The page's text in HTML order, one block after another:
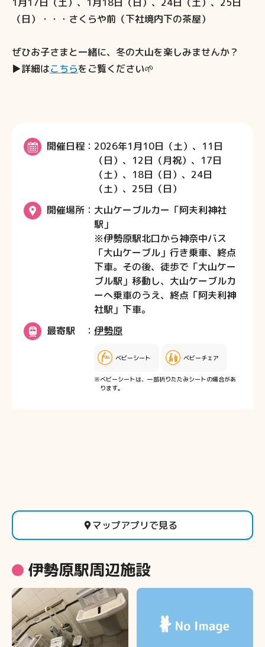
（日）・・・さくらや前（下社境内下の茶屋）
ぜひお子さまと一緒に、冬の大山を楽しみませんか？
▶詳細はこちらをご覧ください🌱
開催日程
2026年1月10日（土）、11日
（日）、12日（月祝）、17日
（土）、18日（日）、24日
（土）、25日（日）
開催場所
大山ケーブルカー「阿夫利神社
駅」
※伊勢原駅北口から神奈中バス
「大山ケーブル」行き乗車、終点
下車。その後、徒歩で「大山ケー
ブル駅」移動し、大山ケーブルカ
ーへ乗車のうえ、終点「阿夫利神
社駅」下車。
最寄駅
伊勢原
ベビーシート ベビーチェア
※ベビーシートは、一部折りたたみシートの場合があ
ります。
マップアプリで見る
伊勢原駅周辺施設